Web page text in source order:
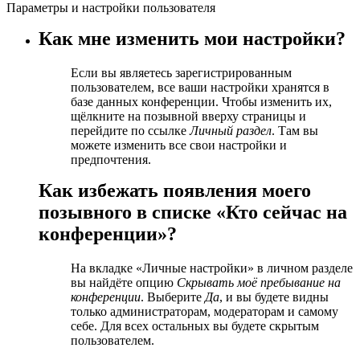
Параметры и настройки пользователя
Как мне изменить мои настройки?
Если вы являетесь зарегистрированным
пользователем, все ваши настройки хранятся в
базе данных конференции. Чтобы изменить их,
щёлкните на позывной вверху страницы и
перейдите по ссылкеЛичный раздел. Там вы
можете изменить все свои настройки и
предпочтения.
Как избежать появления моего
позывного в списке «Кто сейчас на
конференции»?
На вкладке «Личные настройки» в личном разделе
вы найдёте опцию Скрывать моё пребывание на
конференции. Выберите Да, и вы будете видны
только администраторам, модераторам и самому
себе. Для всех остальных вы будете скрытым
пользователем.